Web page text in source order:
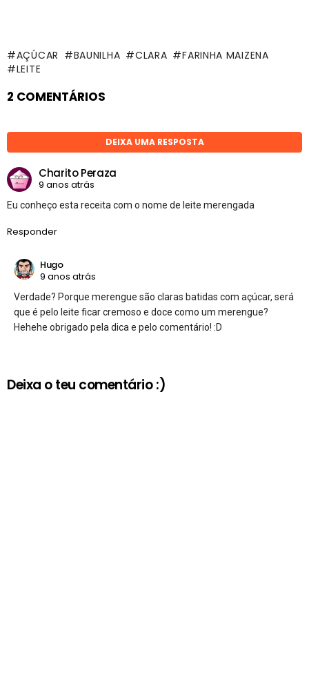
AÇÚCAR BAUNILHA CLARA
FARINHA MAIZENA
LEITE
2 COMENTÁRIOS
DEIXA UMA RESPOSTA
Charito Peraza
9 anos atrás
Eu conheço esta receita com o nome de leite merengada
Responder
Hugo
9 anos atrás
Verdade? Porque merengue são claras batidas com açúcar, será
que é pelo leite ficar cremoso e doce como um merengue?
Hehehe obrigado pela dica e pelo comentário! :D
Deixa o teu comentário :)